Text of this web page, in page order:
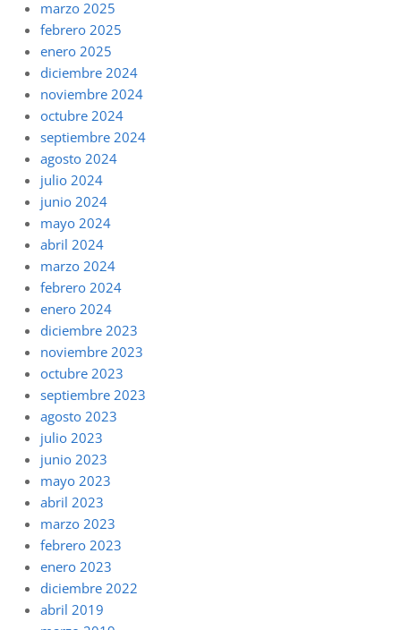
marzo 2025
febrero 2025
enero 2025
diciembre 2024
noviembre 2024
octubre 2024
septiembre 2024
agosto 2024
julio 2024
junio 2024
mayo 2024
abril 2024
marzo 2024
febrero 2024
enero 2024
diciembre 2023
noviembre 2023
octubre 2023
septiembre 2023
agosto 2023
julio 2023
junio 2023
mayo 2023
abril 2023
marzo 2023
febrero 2023
enero 2023
diciembre 2022
abril 2019